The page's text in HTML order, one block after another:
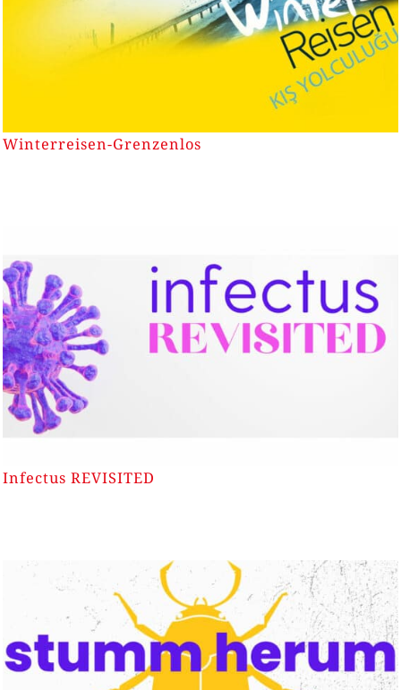
Winterreisen-Grenzenlos
Infectus REVISITED